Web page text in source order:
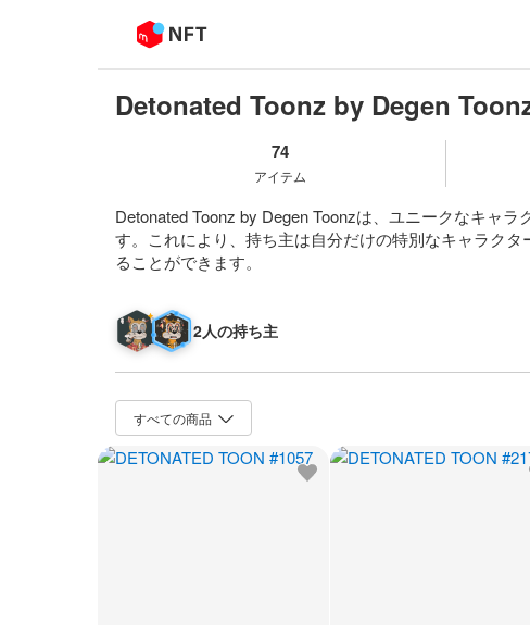
Detonated Toonz by Degen
74
アイテム
Detonated Toonz by Degen Toonzは、ユニークなキャ
す。これにより、持ち主は自分だけの特別なキャラクタ
ることができます。
2人の持ち主